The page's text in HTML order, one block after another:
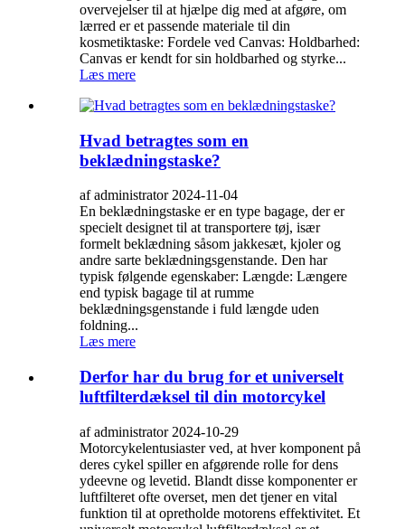
overvejelser til at hjælpe dig med at afgøre, om
lærred er et passende materiale til din
kosmetiktaske: Fordele ved Canvas: Holdbarhed:
Canvas er kendt for sin holdbarhed og styrke...
Læs mere
Hvad betragtes som en
beklædningstaske?
af administrator 2024-11-04
En beklædningstaske er en type bagage, der er
specielt designet til at transportere tøj, især
formelt beklædning såsom jakkesæt, kjoler og
andre sarte beklædningsgenstande. Den har
typisk følgende egenskaber: Længde: Længere
end typisk bagage til at rumme
beklædningsgenstande i fuld længde uden
foldning...
Læs mere
Derfor har du brug for et universelt
luftfilterdæksel til din motorcykel
af administrator 2024-10-29
Motorcykelentusiaster ved, at hver komponent på
deres cykel spiller en afgørende rolle for dens
ydeevne og levetid. Blandt disse komponenter er
luftfilteret ofte overset, men det tjener en vital
funktion til at opretholde motorens effektivitet. Et